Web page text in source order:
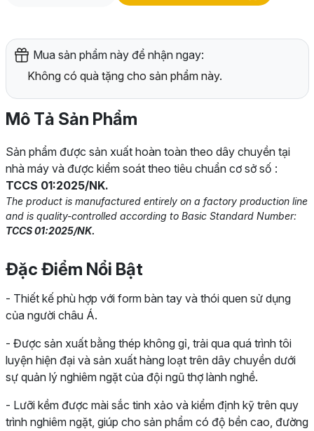
Mua sản phẩm này để nhận ngay:
Không có quà tặng cho sản phẩm này.
Mô Tả Sản Phẩm
Sản phẩm được sản xuất hoàn toàn theo dây chuyền tại
nhà máy và được kiểm soát theo tiêu chuẩn cơ sở số :
TCCS 01:2025/NK.
The product is manufactured entirely on a factory production line
and is quality-controlled according to Basic Standard Number:
TCCS 01:2025/NK.
Đặc Điểm Nổi Bật
- Thiết kế phù hợp với form bàn tay và thói quen sử dụng
của người châu Á.
- Được sản xuất bằng thép không gỉ, trải qua quá trình tôi
luyện hiện đại và sản xuất hàng loạt trên dây chuyền dưới
sự quản lý nghiêm ngặt của đội ngũ thợ lành nghề.
- Lưỡi kềm được mài sắc tinh xảo và kiểm định kỹ trên quy
trình nghiêm ngặt, giúp cho sản phẩm có độ bền cao, đường